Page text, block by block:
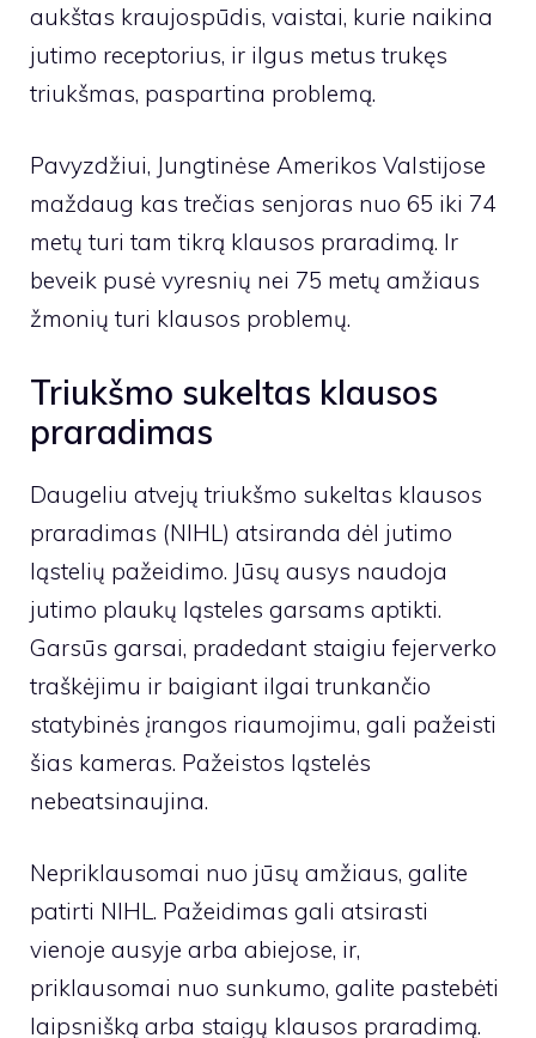
aukštas kraujospūdis, vaistai, kurie naikina
jutimo receptorius, ir ilgus metus trukęs
triukšmas, paspartina problemą.
Pavyzdžiui, Jungtinėse Amerikos Valstijose
maždaug kas trečias senjoras nuo 65 iki 74
metų turi tam tikrą klausos praradimą. Ir
beveik pusė vyresnių nei 75 metų amžiaus
žmonių turi klausos problemų.
Triukšmo sukeltas klausos
praradimas
Daugeliu atvejų triukšmo sukeltas klausos
praradimas (NIHL) atsiranda dėl jutimo
ląstelių pažeidimo. Jūsų ausys naudoja
jutimo plaukų ląsteles garsams aptikti.
Garsūs garsai, pradedant staigiu fejerverko
traškėjimu ir baigiant ilgai trunkančio
statybinės įrangos riaumojimu, gali pažeisti
šias kameras. Pažeistos ląstelės
nebeatsinaujina.
Nepriklausomai nuo jūsų amžiaus, galite
patirti NIHL. Pažeidimas gali atsirasti
vienoje ausyje arba abiejose, ir,
priklausomai nuo sunkumo, galite pastebėti
laipsnišką arba staigų klausos praradimą.